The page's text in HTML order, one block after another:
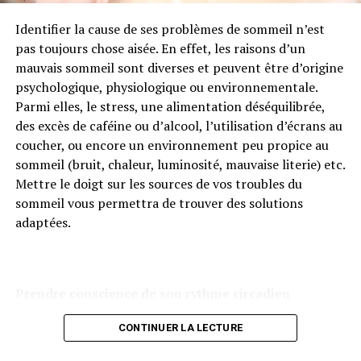
Le ravintsara est reconnu pour ses qualités anti-
infectieuses, antivirales et tonifiantes. L’huile essentielle
de ravintsara est ainsi le plus souvent indiquée pour
aider à soulager les affections respiratoires telles que la
grippe, la bronchite ou les rhinopharyngites. Considéré
comme un antibiotique naturel, le ravintsara possède
des propriétés fluidifiantes et expectorantes,
particulièrement conseillée dans les toux sèches. Il est
également préconisé pour stimuler les défenses
immunitaires et renforcer l’organisme contre les maux
de l’hiver.
ravintsara peut aider à soulager certaines douleurs
intestinales et favorise la décontraction musculaire.
Identifier la cause de ses problèmes de sommeil n’est
pas toujours chose aisée. En effet, les raisons d’un
mauvais sommeil sont diverses et peuvent être d’origine
psychologique, physiologique ou environnementale.
Parmi elles, le stress, une alimentation déséquilibrée,
des excès de caféine ou d’alcool, l’utilisation d’écrans au
coucher, ou encore un environnement peu propice au
sommeil (bruit, chaleur, luminosité, mauvaise literie) etc.
Mettre le doigt sur les sources de vos troubles du
sommeil vous permettra de trouver des solutions
adaptées.
CONTINUER LA LECTURE